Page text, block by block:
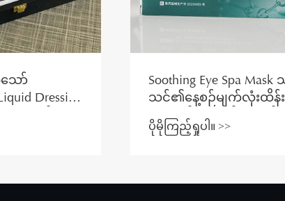
ော်
Dressing
ခေတ်မီ
ကွယ်ရန်
Soothing Eye Spa
သင်၏နေ့စဉ်မျက်လုံးထိန်
ပုံမှန်အစီအစဉ်ကို မည်သို့
စေနိုင်သနည်း။
ပိုမိုကြည့်ရှုပါ။ >>